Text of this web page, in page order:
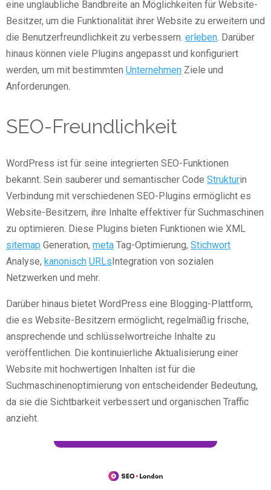
eine unglaubliche Bandbreite an Möglichkeiten für Website-
Besitzer, um die Funktionalität ihrer Website zu erweitern und
die Benutzerfreundlichkeit zu verbessern. erleben. Darüber
hinaus können viele Plugins angepasst und konfiguriert
werden, um mit bestimmten Unternehmen Ziele und
Anforderungen.
SEO-Freundlichkeit
WordPress ist für seine integrierten SEO-Funktionen
bekannt. Sein sauberer und semantischer Code Strukturin
Verbindung mit verschiedenen SEO-Plugins ermöglicht es
Website-Besitzern, ihre Inhalte effektiver für Suchmaschinen
zu optimieren. Diese Plugins bieten Funktionen wie XML
sitemap Generation, meta Tag-Optimierung, Stichwort
Analyse, kanonisch URLsIntegration von sozialen
Netzwerken und mehr.
Darüber hinaus bietet WordPress eine Blogging-Plattform,
die es Website-Besitzern ermöglicht, regelmäßig frische,
ansprechende und schlüsselwortreiche Inhalte zu
veröffentlichen. Die kontinuierliche Aktualisierung einer
Website mit hochwertigen Inhalten ist für die
Suchmaschinenoptimierung von entscheidender Bedeutung,
da sie die Sichtbarkeit verbessert und organischen Traffic
anzieht.